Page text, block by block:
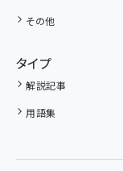
その他
タイプ
解説記事
用語集